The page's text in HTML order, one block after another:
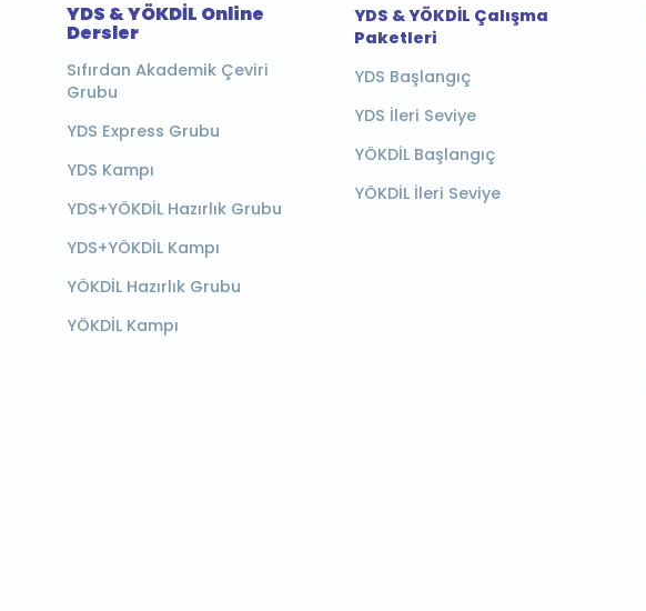
YDS & YÖKDİL Online
Dersler
Sıfırdan Akademik Çeviri
Grubu
YDS Express Grubu
YDS Kampı
YDS+YÖKDİL Hazırlık Grubu
YDS+YÖKDİL Kampı
YÖKDİL Hazırlık Grubu
YÖKDİL Kampı
YDS & YÖKDİL Çalışma
Paketleri
YDS Başlangıç
YDS İleri Seviye
YÖKDİL Başlangıç
YÖKDİL İleri Seviye